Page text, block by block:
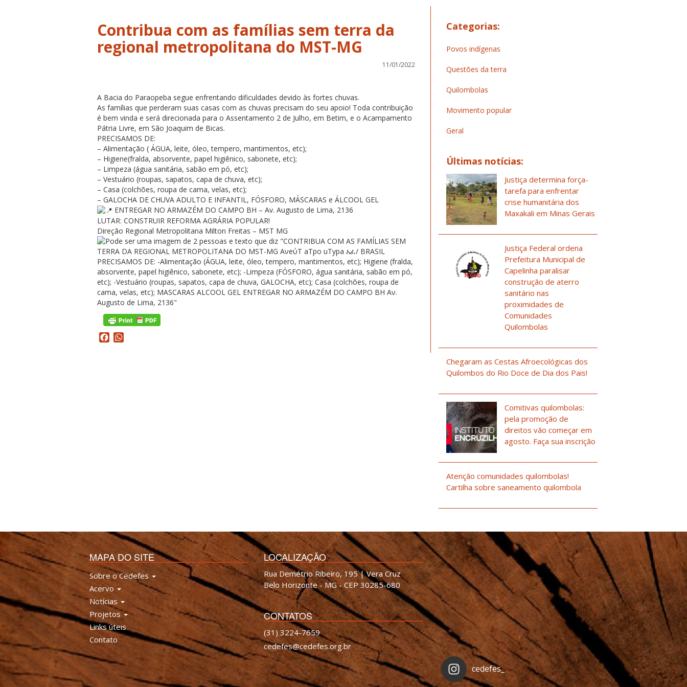
Contribua com as famílias sem terra da
regional metropolitana do MST-MG
11/01/2022
A Bacia do Paraopeba segue enfrentando dificuldades devido às fortes chuvas.
As famílias que perderam suas casas com as chuvas precisam do seu apoio! Toda contribuição
é bem vinda e será direcionada para o Assentamento 2 de Julho, em Betim, e o Acampamento
Pátria Livre, em São Joaquim de Bicas.
PRECISAMOS DE:
– Alimentação ( ÁGUA, leite, óleo, tempero, mantimentos, etc);
– Higiene(fralda, absorvente, papel higiênico, sabonete, etc);
– Limpeza (água sanitária, sabão em pó, etc);
– Vestuário (roupas, sapatos, capa de chuva, etc);
– Casa (colchões, roupa de cama, velas, etc);
– GALOCHA DE CHUVA ADULTO E INFANTIL, FÓSFORO, MÁSCARAS e ÁLCOOL GEL
ENTREGAR NO ARMAZÉM DO CAMPO BH – Av. Augusto de Lima, 2136
LUTAR: CONSTRUIR REFORMA AGRÁRIA POPULAR!
Direção Regional Metropolitana Milton Freitas – MST MG
Facebook
Categorias:
Povos indígenas
Questões da terra
Quilombolas
Movimento popular
Geral
Últimas notícias:
Justiça determina força-
tarefa para enfrentar
crise humanitária dos
Maxakali em Minas Gerais
Justiça Federal ordena
Prefeitura Municipal de
Capelinha paralisar
construção de aterro
sanitário nas
proximidades de
Comunidades
Quilombolas
Chegaram as Cestas Afroecológicas dos
Quilombos do Rio Doce de Dia dos Pais!
Comitivas quilombolas:
pela promoção de
direitos vão começar em
agosto. Faça sua inscrição
Atenção comunidades quilombolas!
Cartilha sobre saneamento quilombola
MAPA DO SITE
Sobre o Cedefes
Acervo
Notícias
Projetos
Links úteis
Contato
LOCALIZAÇÃO
Rua Demétrio Ribeiro, 195 | Vera Cruz
Belo Horizonte - MG - CEP 30285-680
CONTATOS
(31) 3224-7659
cedefes@cedefes.org.br
cedefes_